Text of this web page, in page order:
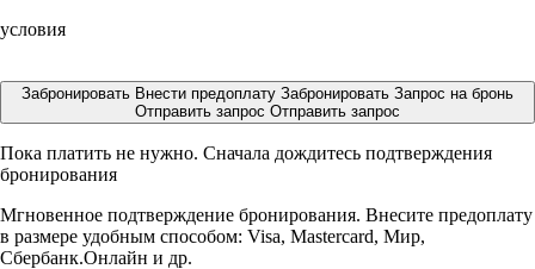
условия
Забронировать Внести предоплату Забронировать Запрос на бронь
Отправить запрос Отправить запрос
Пока платить не нужно. Сначала дождитесь подтверждения
бронирования
Мгновенное подтверждение бронирования. Внесите предоплату
в размере удобным способом: Visa, Mastercard, Мир,
Сбербанк.Онлайн и др.